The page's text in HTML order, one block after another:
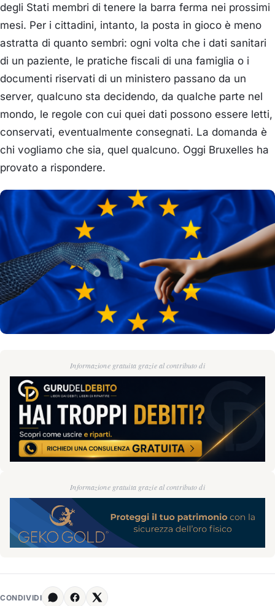
degli Stati membri di tenere la barra ferma nei prossimi
mesi. Per i cittadini, intanto, la posta in gioco è meno
astratta di quanto sembri: ogni volta che i dati sanitari
di un paziente, le pratiche fiscali di una famiglia o i
documenti riservati di un ministero passano da un
server, qualcuno sta decidendo, da qualche parte nel
mondo, le regole con cui quei dati possono essere letti,
conservati, eventualmente consegnati. La domanda è
chi vogliamo che sia, quel qualcuno. Oggi Bruxelles ha
provato a rispondere.
Informazione gratuita grazie al contributo di
Informazione gratuita grazie al contributo di
CONDIVIDI